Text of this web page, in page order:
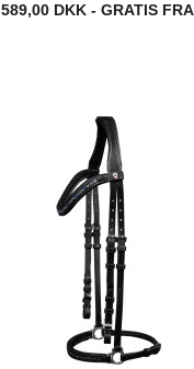
589,00 DKK - GRATIS